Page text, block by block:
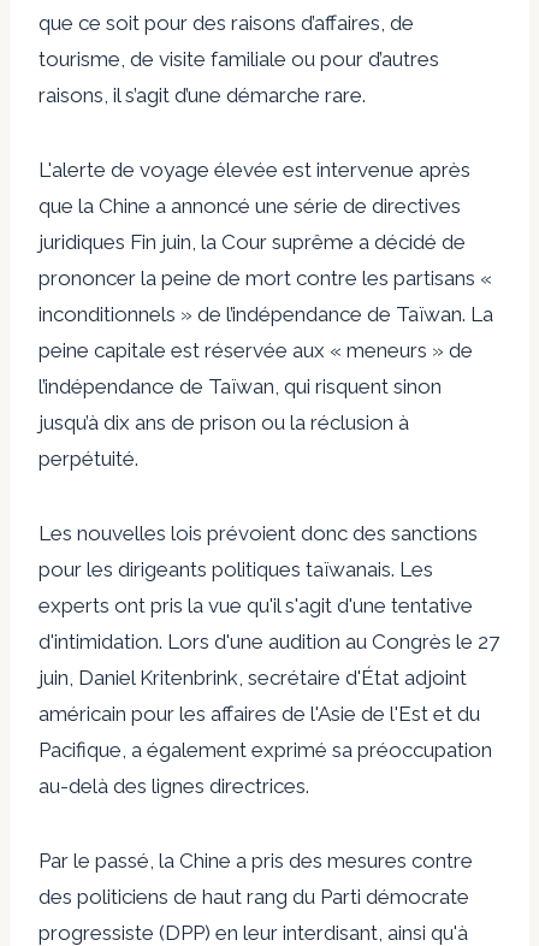
que ce soit pour des raisons d’affaires, de
tourisme, de visite familiale ou pour d’autres
raisons, il s’agit d’une démarche rare.
L'alerte de voyage élevée est intervenue après
que la Chine a annoncé une série de directives
juridiques Fin juin, la Cour suprême a décidé de
prononcer la peine de mort contre les partisans «
inconditionnels » de l’indépendance de Taïwan. La
peine capitale est réservée aux « meneurs » de
l’indépendance de Taïwan, qui risquent sinon
jusqu’à dix ans de prison ou la réclusion à
perpétuité.
Les nouvelles lois prévoient donc des sanctions
pour les dirigeants politiques taïwanais. Les
experts ont pris la vue qu'il s'agit d'une tentative
d'intimidation. Lors d'une audition au Congrès le 27
juin, Daniel Kritenbrink, secrétaire d'État adjoint
américain pour les affaires de l'Asie de l'Est et du
Pacifique, a également exprimé sa préoccupation
au-delà des lignes directrices.
Par le passé, la Chine a pris des mesures contre
des politiciens de haut rang du Parti démocrate
progressiste (DPP) en leur interdisant, ainsi qu'à